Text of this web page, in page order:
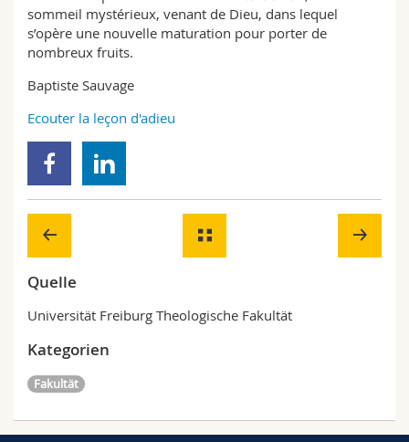
sommeil mystérieux, venant de Dieu, dans lequel
s’opère une nouvelle maturation pour porter de
nombreux fruits.
Baptiste Sauvage
Ecouter la leçon d'adieu
Quelle
Universität Freiburg Theologische Fakultät
Kategorien
Fakultät